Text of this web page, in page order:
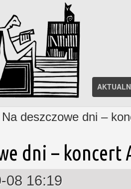
deszczowe dni –
dni – koncert
08 16:19